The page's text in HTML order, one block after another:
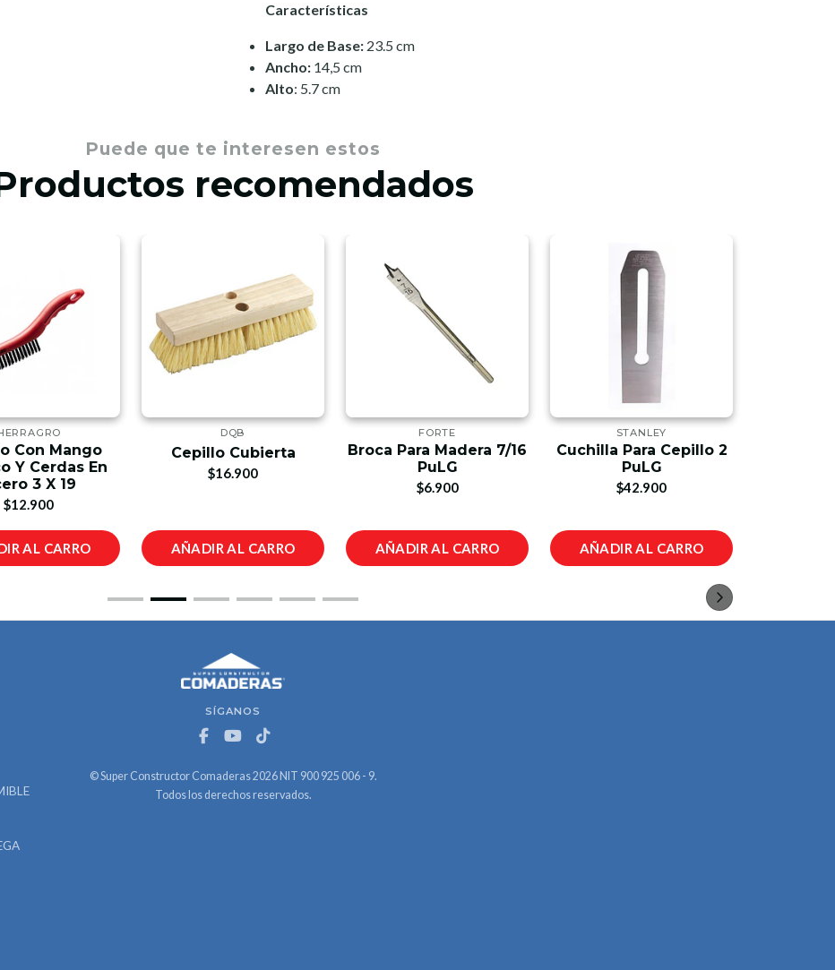
Características
Largo de Base: 23.5 cm
Ancho: 14,5 cm
Alto: 5.7 cm
Puede que te interesen estos
recomendados
Con Mango
Y Cerdas En
3 X 19
$12.900
AL CARRO
DQB
Cepillo Cubierta
$16.900
AÑADIR AL CARRO
FORTE
Broca Para Madera 7/16
PuLG
$6.900
AÑADIR AL CARRO
STANLEY
Cuchilla Para Cepillo 2
PuLG
$42.900
AÑADIR AL CARRO
SÍGANOS
© Super Constructor Comaderas 2026 NIT 900 925 006 - 9.
Todos los derechos reservados.